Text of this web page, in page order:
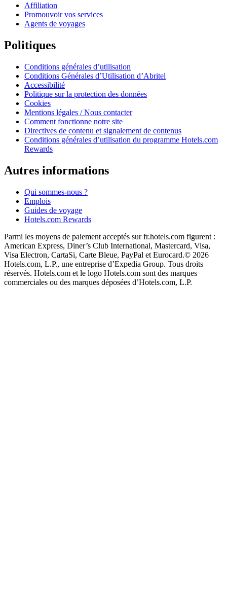
Affiliation
Promouvoir vos services
Agents de voyages
Politiques
Conditions générales d’utilisation
Conditions Générales d’Utilisation d’Abritel
Accessibilité
Politique sur la protection des données
Cookies
Mentions légales / Nous contacter
Comment fonctionne notre site
Directives de contenu et signalement de contenus
Conditions générales d’utilisation du programme Hotels.com
Rewards
Autres informations
Qui sommes-nous ?
Emplois
Guides de voyage
Hotels.com Rewards
Parmi les moyens de paiement acceptés sur fr.hotels.com figurent :
American Express, Diner’s Club International, Mastercard, Visa,
Visa Electron, CartaSi, Carte Bleue, PayPal et Eurocard.© 2026
Hotels.com, L.P., une entreprise d’Expedia Group. Tous droits
réservés. Hotels.com et le logo Hotels.com sont des marques
commerciales ou des marques déposées d’Hotels.com, L.P.